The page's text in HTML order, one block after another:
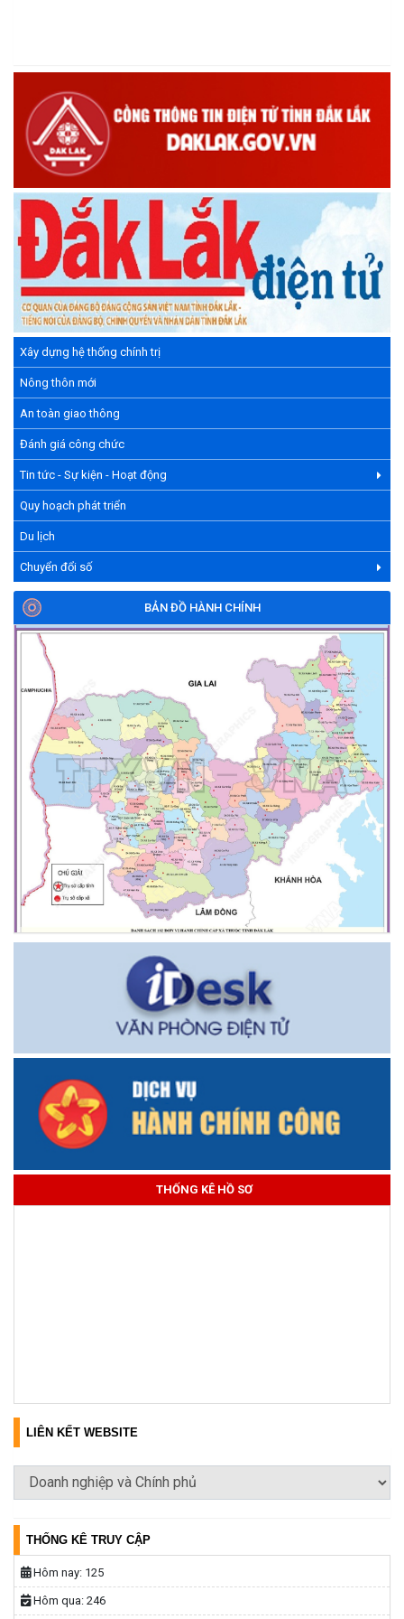
Xây dựng hệ thống chính trị
Nông thôn mới
An toàn giao thông
Đánh giá công chức
Tin tức - Sự kiện - Hoạt động
Quy hoạch phát triển
Du lịch
Chuyển đổi số
BẢN ĐỒ HÀNH CHÍNH
THỐNG KÊ HỒ SƠ
LIÊN KẾT WEBSITE
THỐNG KÊ TRUY CẬP
Hôm nay: 125
Hôm qua: 246